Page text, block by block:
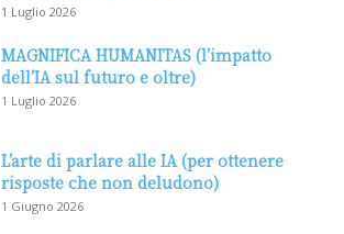
1 Luglio 2026
MAGNIFICA HUMANITAS (l’impatto
dell’IA sul futuro e oltre)
1 Luglio 2026
L’arte di parlare alle IA (per ottenere
risposte che non deludono)
1 Giugno 2026